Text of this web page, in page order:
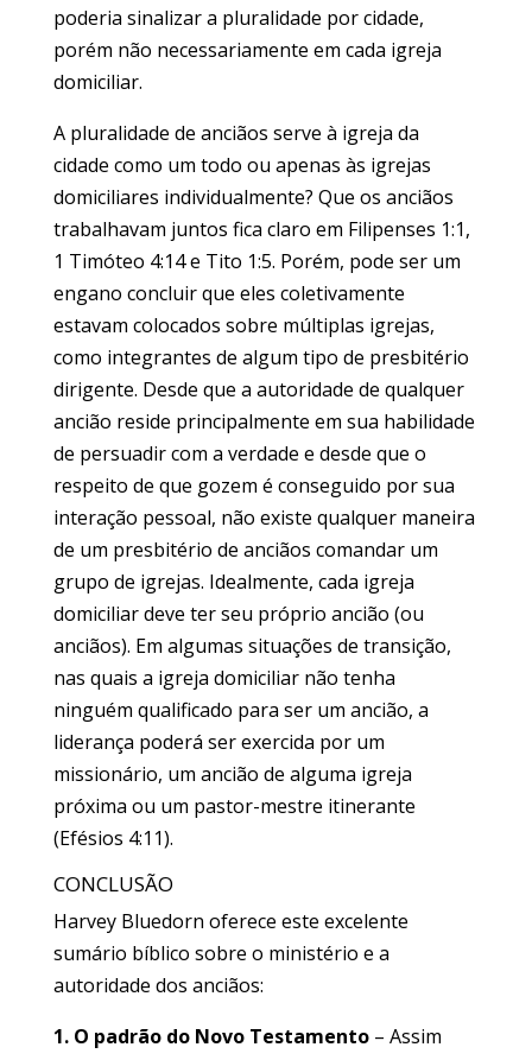
poderia sinalizar a pluralidade por cidade,
porém não necessariamente em cada igreja
domiciliar.
A pluralidade de anciãos serve à igreja da
cidade como um todo ou apenas às igrejas
domiciliares individualmente? Que os anciãos
trabalhavam juntos fica claro em Filipenses 1:1,
1 Timóteo 4:14 e Tito 1:5. Porém, pode ser um
engano concluir que eles coletivamente
estavam colocados sobre múltiplas igrejas,
como integrantes de algum tipo de presbitério
dirigente. Desde que a autoridade de qualquer
ancião reside principalmente em sua habilidade
de persuadir com a verdade e desde que o
respeito de que gozem é conseguido por sua
interação pessoal, não existe qualquer maneira
de um presbitério de anciãos comandar um
grupo de igrejas. Idealmente, cada igreja
domiciliar deve ter seu próprio ancião (ou
anciãos). Em algumas situações de transição,
nas quais a igreja domiciliar não tenha
ninguém qualificado para ser um ancião, a
liderança poderá ser exercida por um
missionário, um ancião de alguma igreja
próxima ou um pastor-mestre itinerante
(Efésios 4:11).
CONCLUSÃO
Harvey Bluedorn oferece este excelente
sumário bíblico sobre o ministério e a
autoridade dos anciãos:
1. O padrão do Novo Testamento– Assim